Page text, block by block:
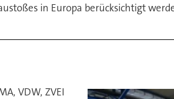
in Europa berücksichtigt
VDW, ZVEI